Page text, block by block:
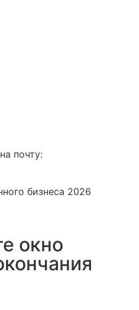
почту:
бизнеса 2026
окно